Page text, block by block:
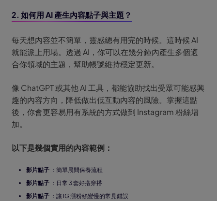
2. 如何用 AI 產生內容點子與主題？
每天想內容並不簡單，靈感總有用完的時候。這時候 AI
就能派上用場。透過 AI，你可以在幾分鐘內產生多個適
合你領域的主題，幫助帳號維持穩定更新。
像 ChatGPT 或其他 AI 工具，都能協助找出受眾可能感興
趣的內容方向，降低做出低互動內容的風險。掌握這點
後，你會更容易用有系統的方式做到 Instagram 粉絲增
加。
以下是幾個實用的內容範例：
影片點子 ：簡單晨間保養流程
影片點子 ：日常 3 套好搭穿搭
影片點子 ：讓 IG 漲粉絲變慢的常見錯誤